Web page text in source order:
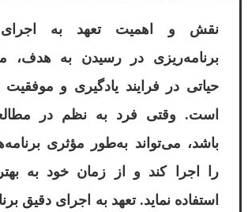
نقش و اهمیت تعهد به
برنامه‌ریزی در رسیدن به هدف،
حیاتی در فرایند یادگیری و
است. وقتی فرد به نظم در مطالعه
باشد، می‌تواند به‌طور مؤثری
را اجرا کند و از زمان خود به
استفاده نماید. تعهد به اجرای دقیق